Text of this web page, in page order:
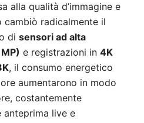
alla qualità d’immagine e
radicalmente il
di sensori ad alta
e registrazioni in 4K
, il consumo energetico
aumentarono in modo
costantemente
live e